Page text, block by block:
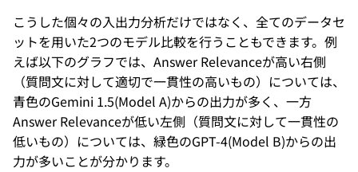
こうした個々の入出力分析だけではなく、全てのデータセ
ットを用いた2つのモデル比較を行うこともできます。例
えば以下のグラフでは、Answer Relevanceが高い右側
（質問文に対して適切で一貫性の高いもの）については、
青色のGemini 1.5(Model A)からの出力が多く、一方
Answer Relevanceが低い左側（質問文に対して一貫性の
低いもの）については、緑色のGPT-4(Model B)からの出
力が多いことが分かります。